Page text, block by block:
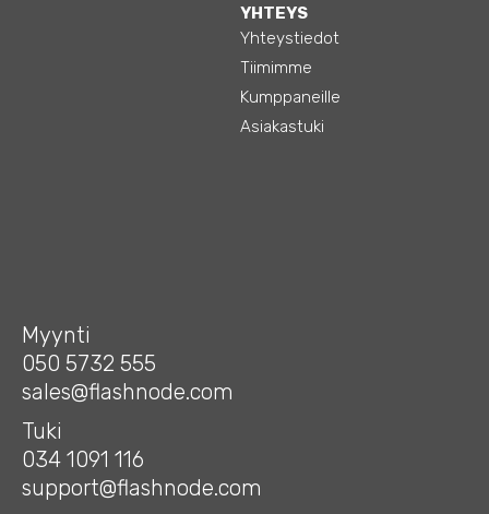
YHTEYS
Yhteystiedot
Tiimimme
Kumppaneille
Asiakastuki
Myynti
050 5732 555
sales@flashnode.com
Tuki
034 1091 116
support@flashnode.com